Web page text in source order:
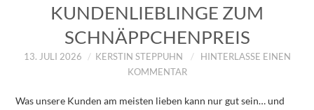
KUNDENLIEBLINGE ZUM
SCHNÄPPCHENPREIS
13. JULI 2026 KERSTIN STEPPUHN
HINTERLASSE EINEN
KOMMENTAR
Was unsere Kunden am meisten lieben kann nur gut sein… und